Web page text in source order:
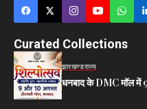
Curated Collections
झारखण्डराज्य
धनबाद के DMC मॉल में